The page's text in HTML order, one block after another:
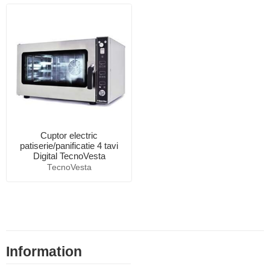
Cuptor electric
patiserie/panificatie 4 tavi
Digital TecnoVesta
TecnoVesta
Information